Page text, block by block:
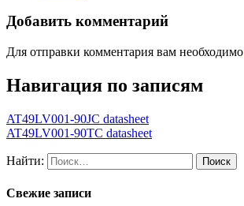
Добавить комментарий
Для отправки комментария вам необходимо
Навигация по записям
AT49LV001-90JC datasheet
AT49LV001-90TC datasheet
Найти:
Свежие записи